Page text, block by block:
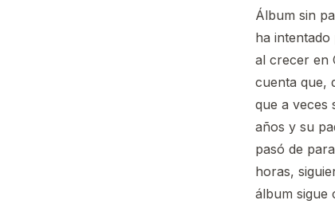
Álbum sin
ha intentado
al crecer en
cuenta que,
que a veces
años y su
pasó de
horas,
álbum sigue